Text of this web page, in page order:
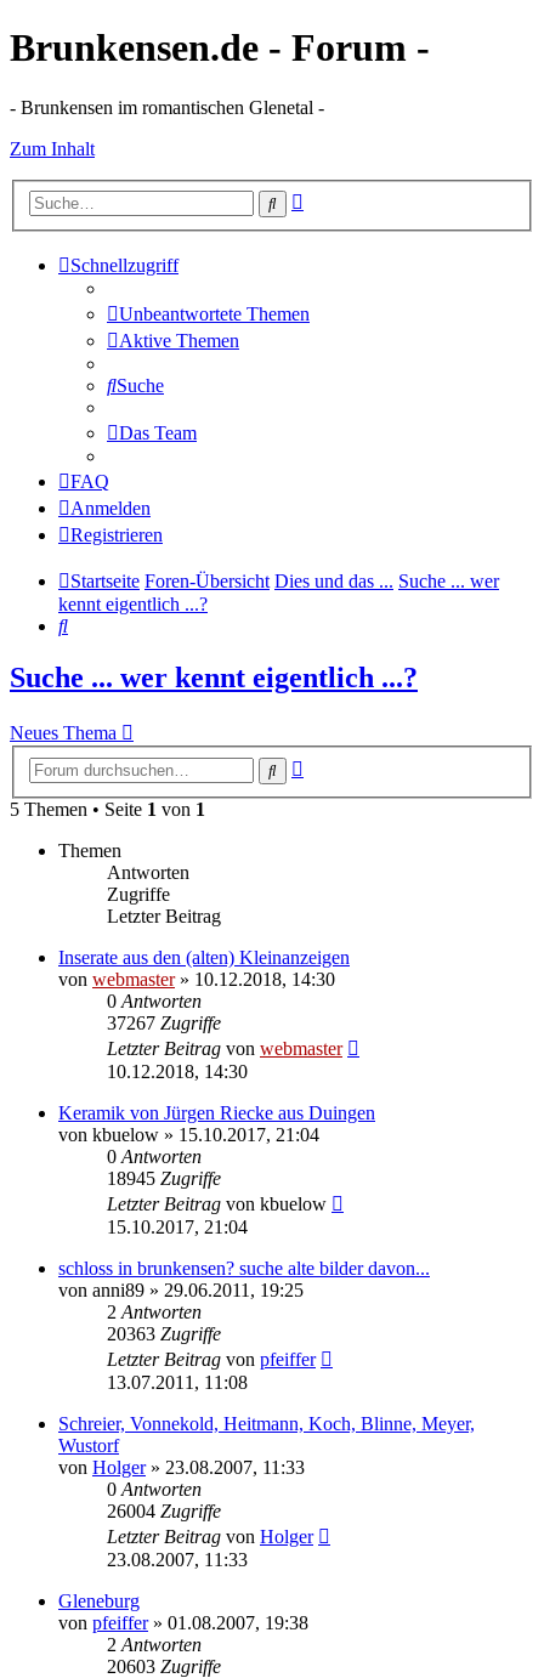
Brunkensen.de - Forum -
- Brunkensen im romantischen Glenetal -
Zum Inhalt
Suche
Schnellzugriff
Unbeantwortete Themen
Aktive Themen
Suche
Das Team
FAQ
Anmelden
Registrieren
Startseite Foren-Übersicht Dies und das ... Suche ... wer
kennt eigentlich ...?
Suche
Suche ... wer kennt eigentlich ...?
Neues Thema
Suche
5 Themen • Seite 1 von 1
Themen
Antworten
Zugriffe
Letzter Beitrag
Inserate aus den (alten) Kleinanzeigen
von webmaster» 10.12.2018, 14:30
0 Antworten
37267 Zugriffe
Letzter Beitrag von webmaster
10.12.2018, 14:30
Keramik von Jürgen Riecke aus Duingen
von kbuelow » 15.10.2017, 21:04
0 Antworten
18945 Zugriffe
Letzter Beitrag von kbuelow
15.10.2017, 21:04
schloss in brunkensen? suche alte bilder davon...
von anni89 » 29.06.2011, 19:25
2 Antworten
20363 Zugriffe
Letzter Beitrag von pfeiffer
13.07.2011, 11:08
Schreier, Vonnekold, Heitmann, Koch, Blinne, Meyer,
Wustorf
von Holger» 23.08.2007, 11:33
0 Antworten
26004 Zugriffe
Letzter Beitrag von Holger
23.08.2007, 11:33
Gleneburg
von pfeiffer» 01.08.2007, 19:38
2 Antworten
20603 Zugriffe